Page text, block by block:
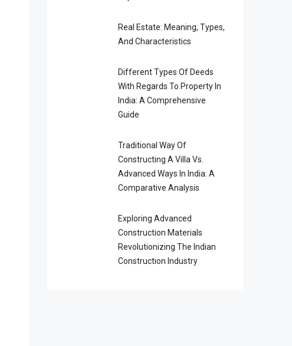
Real Estate: Meaning, Types,
And Characteristics
Different Types Of Deeds
With Regards To Property In
India: A Comprehensive
Guide
Traditional Way Of
Constructing A Villa Vs.
Advanced Ways In India: A
Comparative Analysis
Exploring Advanced
Construction Materials
Revolutionizing The Indian
Construction Industry